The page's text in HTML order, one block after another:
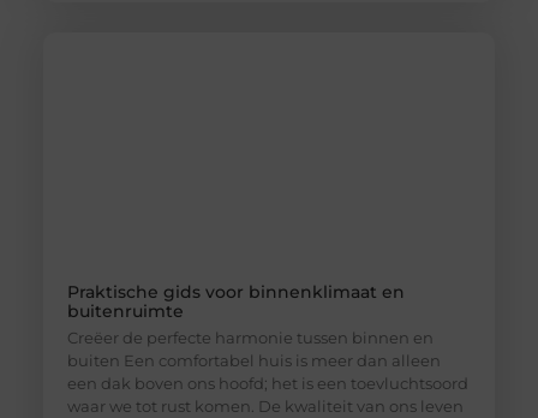
Praktische gids voor binnenklimaat en
buitenruimte
Creëer de perfecte harmonie tussen binnen en
buiten Een comfortabel huis is meer dan alleen
een dak boven ons hoofd; het is een toevluchtsoord
waar we tot rust komen. De kwaliteit van ons leven